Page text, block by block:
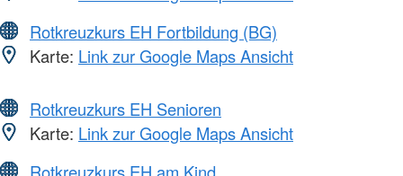
Rotkreuzkurs EH Fortbildung (BG)
Karte: Link zur Google Maps Ansicht
Rotkreuzkurs EH Senioren
Karte: Link zur Google Maps Ansicht